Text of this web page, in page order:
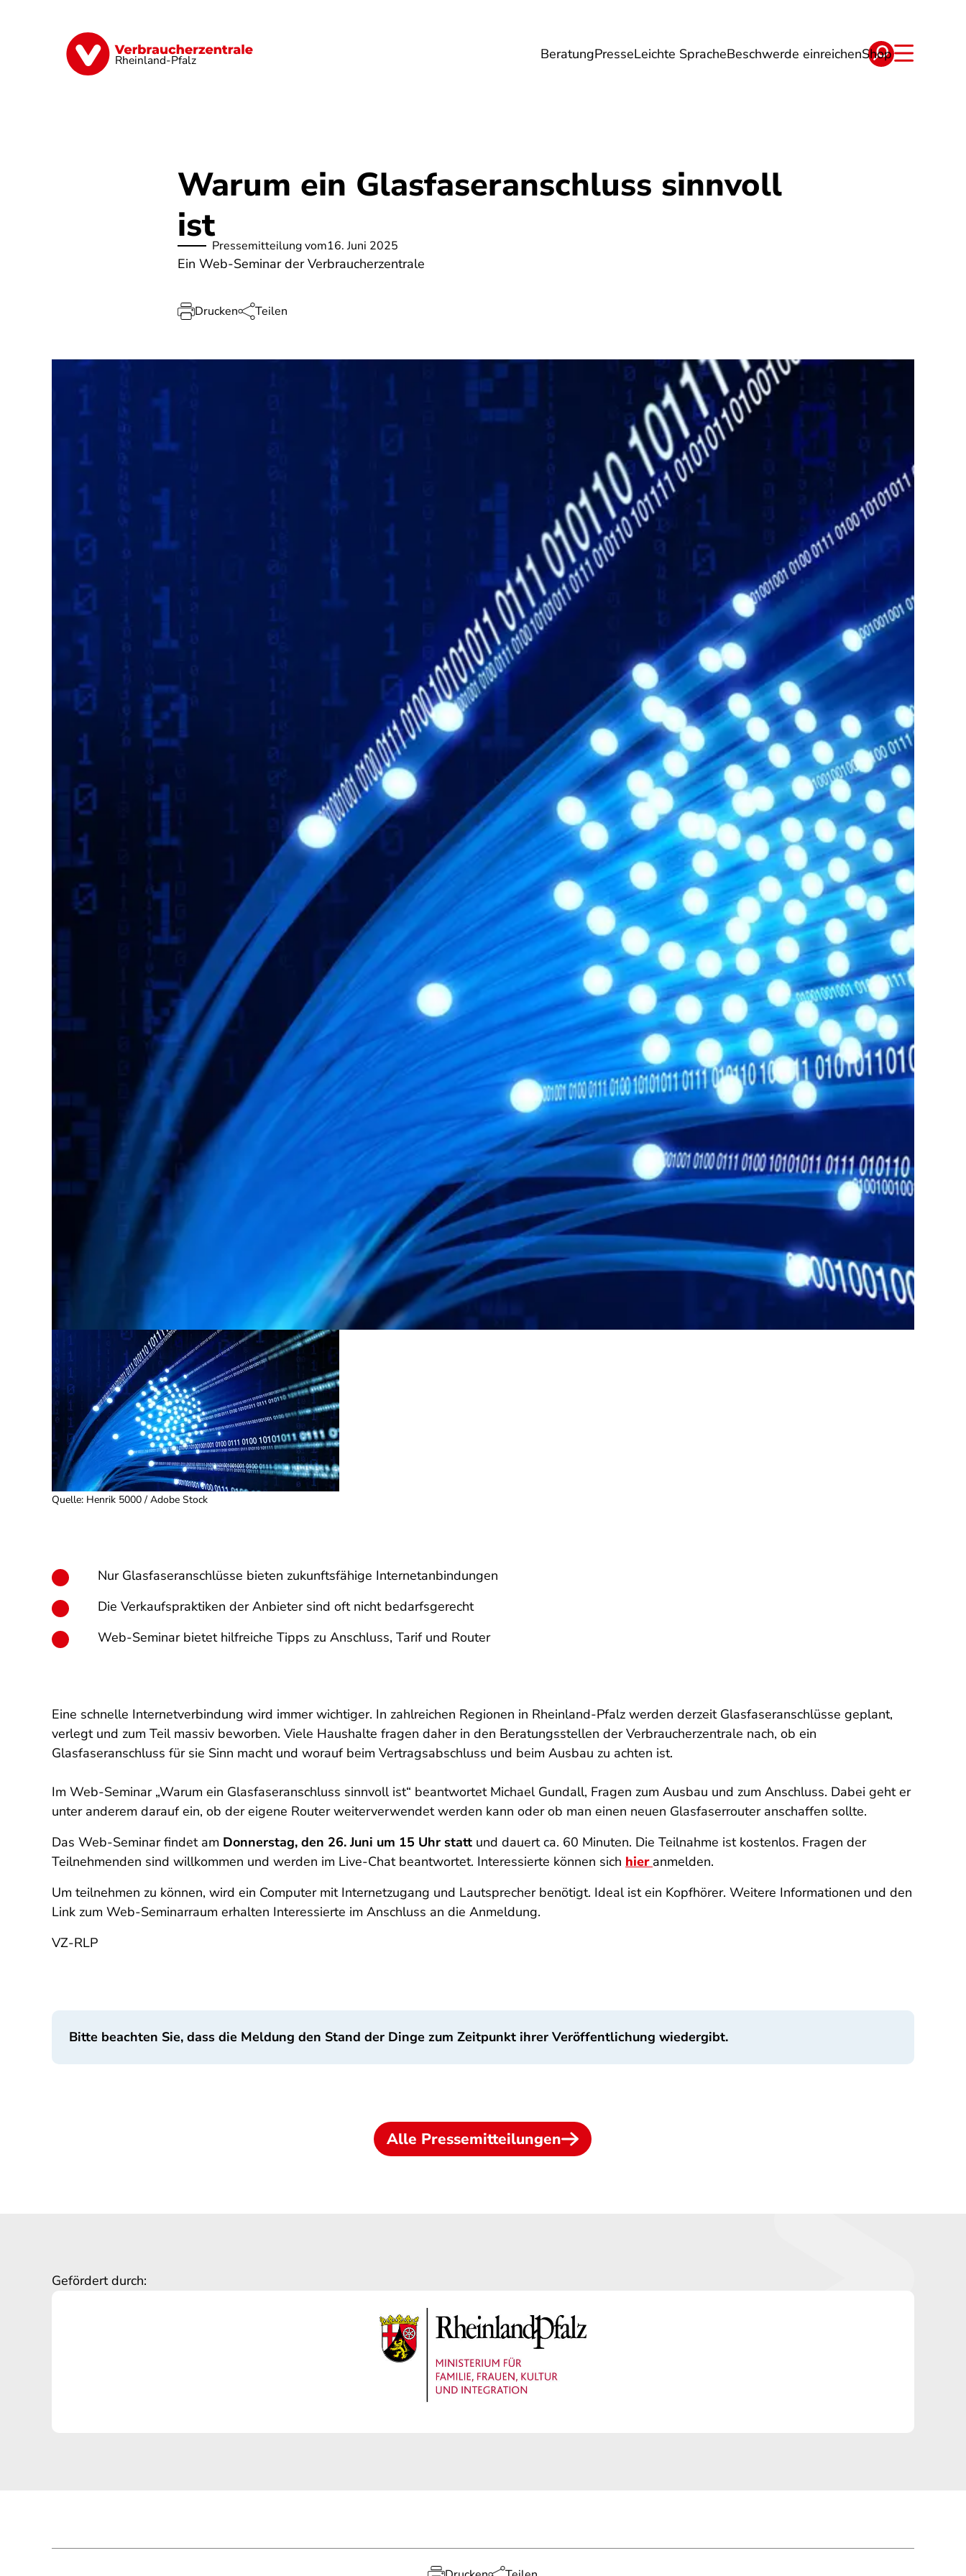
Rheinland-Pfalz BeratungPresseLeichte SpracheBeschwerde einreichenShop
Digitales Finanzen & Versicherung Gesundheit & Pflege Energie Reise Verträge
Warum ein Glasfaseranschluss sinnvoll
istPressemitteilung vom16. Juni 2025
Ein Web-Seminar der Verbraucherzentrale
Drucken Teilen
Quelle: Henrik 5000 / Adobe Stock
Nur Glasfaseranschlüsse bieten zukunftsfähige Internetanbindungen
Die Verkaufspraktiken der Anbieter sind oft nicht bedarfsgerecht
Web-Seminar bietet hilfreiche Tipps zu Anschluss, Tarif und Router
Eine schnelle Internetverbindung wird immer wichtiger. In zahlreichen Regionen in Rheinland-Pfalz werden derzeit Glasfaseranschlüsse geplant,
verlegt und zum Teil massiv beworben. Viele Haushalte fragen daher in den Beratungsstellen der Verbraucherzentrale nach, ob ein
Glasfaseranschluss für sie Sinn macht und worauf beim Vertragsabschluss und beim Ausbau zu achten ist.
Im Web-Seminar „Warum ein Glasfaseranschluss sinnvoll ist“ beantwortet Michael Gundall, Fragen zum Ausbau und zum Anschluss. Dabei geht er
unter anderem darauf ein, ob der eigene Router weiterverwendet werden kann oder ob man einen neuen Glasfaserrouter anschaffen sollte.
Das Web-Seminar findet am Donnerstag, den 26. Juni um 15 Uhr statt und dauert ca. 60 Minuten. Die Teilnahme ist kostenlos. Fragen der
Teilnehmenden sind willkommen und werden im Live-Chat beantwortet. Interessierte können sich hier anmelden.
Um teilnehmen zu können, wird ein Computer mit Internetzugang und Lautsprecher benötigt. Ideal ist ein Kopfhörer. Weitere Informationen und den
Link zum Web-Seminarraum erhalten Interessierte im Anschluss an die Anmeldung.
VZ-RLP
Bitte beachten Sie, dass die Meldung den Stand der Dinge zum Zeitpunkt ihrer Veröffentlichung wiedergibt.
Alle Pressemitteilungen
Gefördert durch: